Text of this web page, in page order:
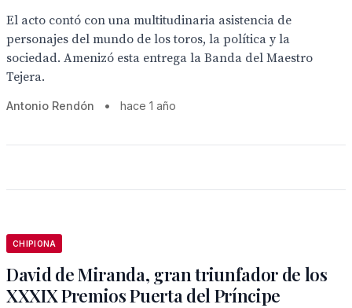
El acto contó con una multitudinaria asistencia de
personajes del mundo de los toros, la política y la
sociedad. Amenizó esta entrega la Banda del Maestro
Tejera.
Antonio Rendón • hace 1 año
CHIPIONA
David de Miranda, gran triunfador de los
XXXIX Premios Puerta del Príncipe